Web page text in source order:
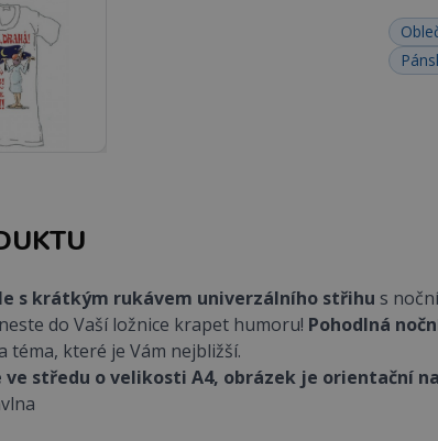
s krátkým rukávem univerzálního střihu s
do Vaší ložnice krapet humoru! Pohodlná
téma, které je Vám nejbližší.
ve středu o velikosti A4, obrázek je orientační